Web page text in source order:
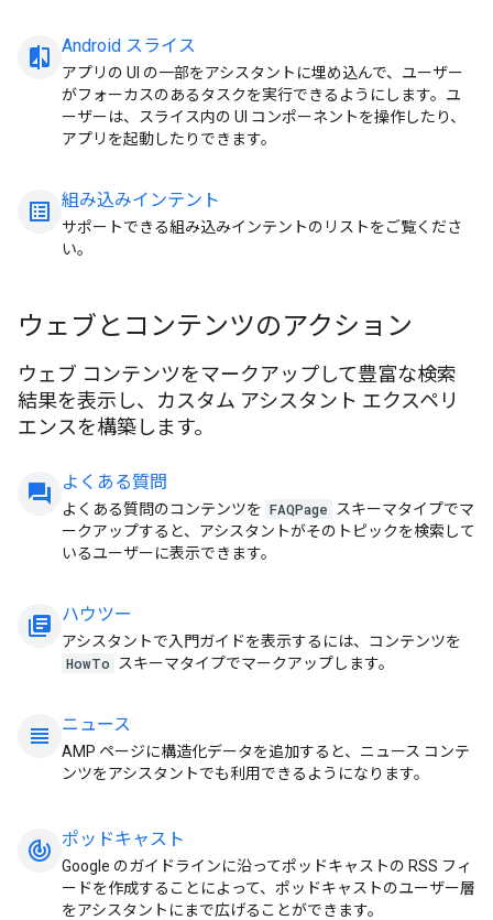
compare_arrow
Android スライス
アプリの UI の一部をアシスタントに埋め込んで、ユーザー
がフォーカスのあるタスクを実行できるようにします。ユ
ーザーは、スライス内の UI コンポーネントを操作したり、
アプリを起動したりできます。
list_alt 組み込みインテント
サポートできる組み込みインテントのリストをご覧くださ
い。
ウェブとコンテンツのアクション
ウェブ コンテンツをマークアップして豊富な検索
結果を表示し、カスタム アシスタント エクスペリ
エンスを構築します。
question_answer よくある質問
よくある質問のコンテンツを FAQPage
スキーマタイプでマ
ークアップすると、アシスタントがそのトピックを検索して
いるユーザーに表示できます。
library_books ハウツー
アシスタントで入門ガイドを表示するには、コンテンツを
HowTo
スキーマタイプでマークアップします。
view_headline ニュース
AMP ページに構造化データを追加すると、ニュース コンテ
ンツをアシスタントでも利用できるようになります。
track_changes ポッドキャスト
Google のガイドラインに沿ってポッドキャストの RSS フィ
ードを作成することによって、ポッドキャストのユーザー層
をアシスタントにまで広げることができます。